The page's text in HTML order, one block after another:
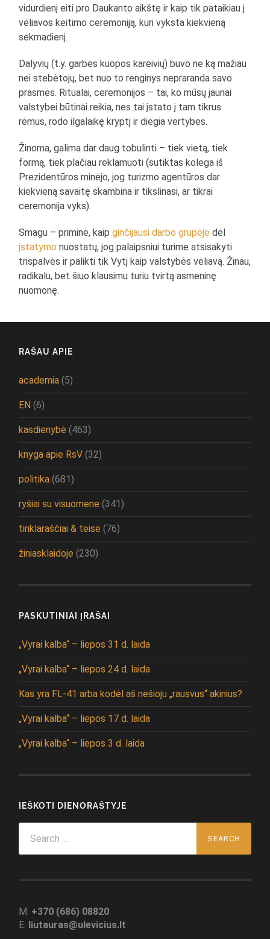
vidurdienį eiti pro Daukanto aikštę ir kaip tik pataikiau į
vėliavos keitimo ceremoniją, kuri vyksta kiekvieną
sekmadienį.
Dalyvių (t.y. garbės kuopos kareivių) buvo ne ką mažiau
nei stebėtojų, bet nuo to renginys nepraranda savo
prasmės. Ritualai, ceremonijos – tai, ko mūsų jaunai
valstybei būtinai reikia, nes tai įstato į tam tikrus
rėmus, rodo ilgalaikę kryptį ir diegia vertybes.
Žinoma, galima dar daug tobulinti – tiek vietą, tiek
formą, tiek plačiau reklamuoti (sutiktas kolega iš
Prezidentūros minėjo, jog turizmo agentūros dar
kiekvieną savaitę skambina ir tikslinasi, ar tikrai
ceremonija vyks).
Smagu – priminė, kaipginčijausi darbo grupėje dėl
įstatymo nuostatų, jog palaipsniui turime atsisakyti
trispalvės ir palikti tik Vytį kaip valstybės vėliavą. Žinau,
radikalu, bet šiuo klausimu turiu tvirtą asmeninę
nuomonę.
RAŠAU APIE
academia (5)
EN (6)
kasdienybė (463)
knyga apie RsV (32)
politika (681)
ryšiai su visuomene (341)
tinklaraščiai & teisė (76)
žiniasklaidoje (230)
PASKUTINIAI ĮRAŠAI
„Vyrai kalba“ – liepos 31 d. laida
„Vyrai kalba“ – liepos 24 d. laida
Kas yra FL-41 arba kodėl aš nešioju „rausvus“ akinius?
„Vyrai kalba“ – liepos 17 d. laida
„Vyrai kalba“ – liepos 3 d. laida
IEŠKOTI DIENORAŠTYJE
for:
M: +370 (686) 08820
E: liutauras@ulevicius.lt